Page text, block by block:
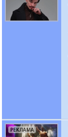
РЕКЛАМА